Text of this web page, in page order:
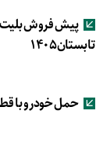
پیش فروش
تابستان۱۴۰۵
حمل خودرو با